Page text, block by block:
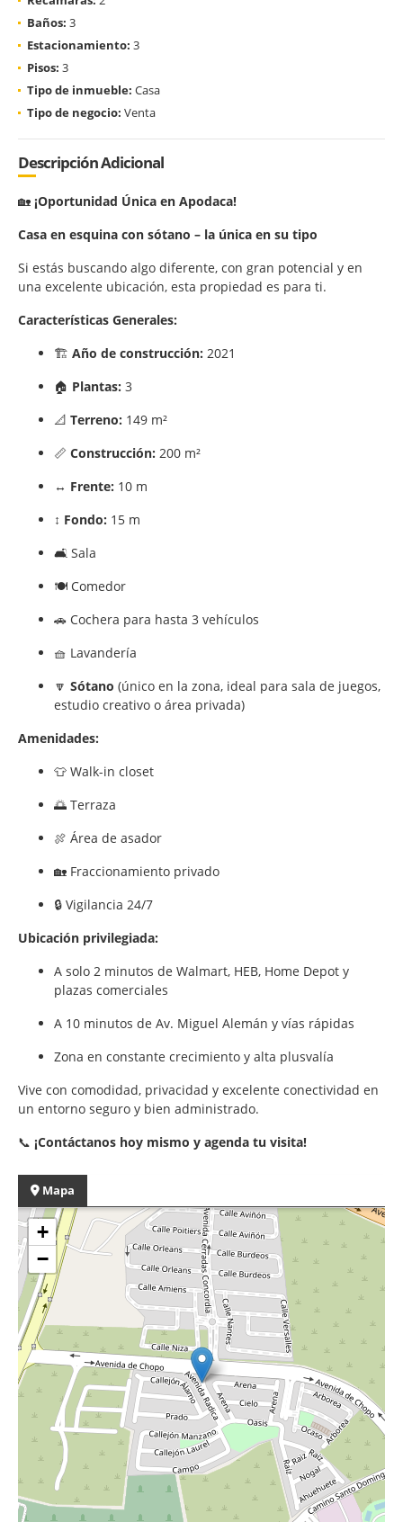
Baños: 3
Estacionamiento: 3
Pisos: 3
Tipo de inmueble: Casa
Tipo de negocio: Venta
Descripción Adicional
🏡 ¡Oportunidad Única en Apodaca!
Casa en esquina con sótano – la única en su tipo
Si estás buscando algo diferente, con gran potencial y en
una excelente ubicación, esta propiedad es para ti.
Características Generales:
🏗️ Año de construcción: 2021
🏠 Plantas: 3
📐 Terreno: 149 m²
📏 Construcción: 200 m²
↔️ Frente: 10 m
↕️ Fondo: 15 m
🛋️ Sala
🍽️ Comedor
🚗 Cochera para hasta 3 vehículos
🧺 Lavandería
🔽 Sótano (único en la zona, ideal para sala de juegos,
estudio creativo o área privada)
Amenidades:
👕 Walk-in closet
🌅 Terraza
🍖 Área de asador
🏡 Fraccionamiento privado
🔒 Vigilancia 24/7
Ubicación privilegiada:
A solo 2 minutos de Walmart, HEB, Home Depot y
plazas comerciales
A 10 minutos de Av. Miguel Alemán y vías rápidas
Zona en constante crecimiento y alta plusvalía
Vive con comodidad, privacidad y excelente conectividad en
un entorno seguro y bien administrado.
📞 ¡Contáctanos hoy mismo y agenda tu visita!
Mapa
+
−